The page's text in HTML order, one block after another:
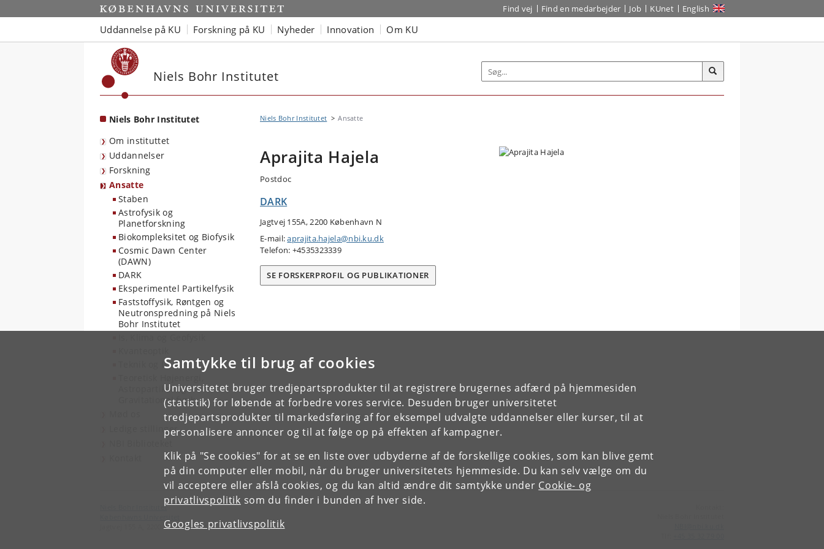
Samtykke til brug af cookies
Universitetet bruger tredjepartsprodukter til at registrere brugernes adfærd på hjemmesiden
(statistik) for løbende at forbedre vores service. Desuden bruger universitetet
tredjepartsprodukter til markedsføring af for eksempel udvalgte uddannelser eller kurser, til at
personalisere annoncer og til at følge op på effekten af kampagner.
Klik på "Se cookies" for at se en liste over udbyderne af de forskellige cookies, som kan blive gemt
på din computer eller mobil, når du bruger universitetets hjemmeside. Du kan selv vælge om du
vil acceptere eller afslå cookies, og du kan altid ændre dit samtykke under Cookie- og
privatlivspolitik som du finder i bunden af hver side.
Googles privatlivspolitik
Start Find vej Find en medarbejder Job KUnet English
Uddannelse på KU Forskning på KU Nyheder Innovation Om KU
Niels Bohr Institutet
Niels Bohr Institutet
Om instituttet
Uddannelser
Forskning
Ansatte
Staben
Astrofysik og
Planetforskning
Biokompleksitet og Biofysik
Cosmic Dawn Center
(DAWN)
DARK
Eksperimentel Partikelfysik
Faststoffysik, Røntgen og
Neutronspredning på Niels
Bohr Institutet
Teknik og IT
Astropartikel og
Gravitationel fysik
Ledige stillinger
Niels Bohr Institutet Ansatte
Aprajita Hajela
Postdoc
DARK
Jagtvej 155A, 2200 København N
E-mail:aprajita.hajela@nbi.ku.dk
Telefon: +4535323339
SE FORSKERPROFIL OG PUBLIKATIONER
Niels Bohr Institutet
Jagtvej 155 A, 2200 København N.